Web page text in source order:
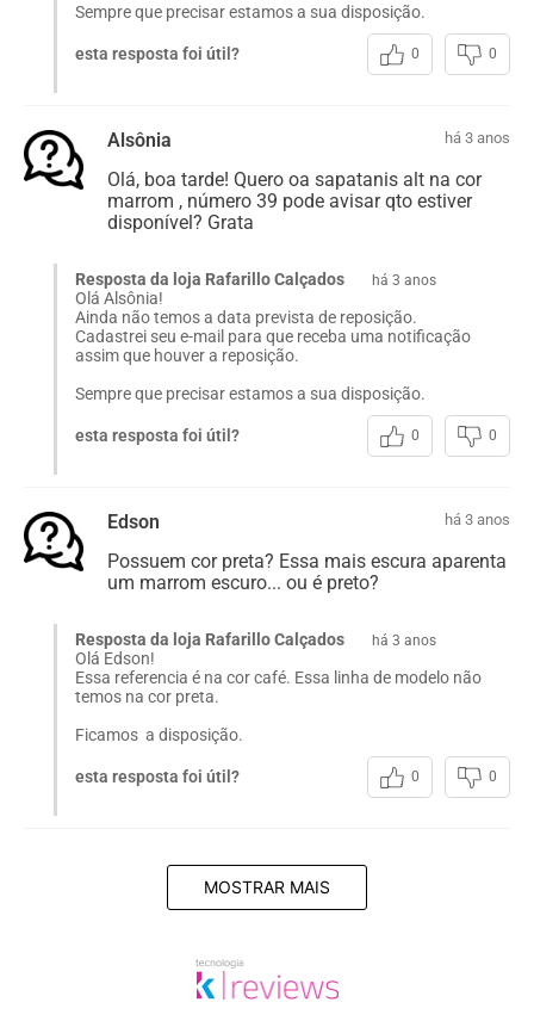
Sempre que precisar estamos a sua disposição.
esta resposta foi útil? 0 0
Alsônia há 3 anos
Olá, boa tarde! Quero oa sapatanis alt na cor
marrom , número 39 pode avisar qto estiver
disponível? Grata
Resposta da loja Rafarillo Calçados há 3 anos
Olá Alsônia!
Ainda não temos a data prevista de reposição.
Cadastrei seu e-mail para que receba uma notificação
assim que houver a reposição.
Sempre que precisar estamos a sua disposição.
esta resposta foi útil? 0 0
Edson há 3 anos
Possuem cor preta? Essa mais escura aparenta
um marrom escuro... ou é preto?
Resposta da loja Rafarillo Calçados há 3 anos
Olá Edson!
Essa referencia é na cor café. Essa linha de modelo não
temos na cor preta.
Ficamos a disposição.
esta resposta foi útil? 0 0
MOSTRAR MAIS